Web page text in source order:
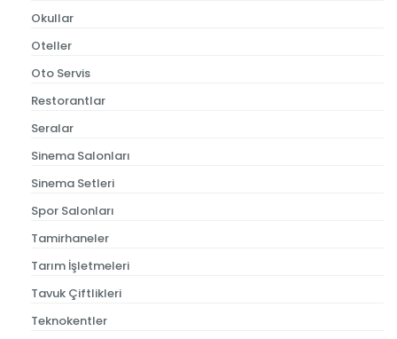
Okullar
Oteller
Oto Servis
Restorantlar
Seralar
Sinema Salonları
Sinema Setleri
Spor Salonları
Tamirhaneler
Tarım İşletmeleri
Tavuk Çiftlikleri
Teknokentler